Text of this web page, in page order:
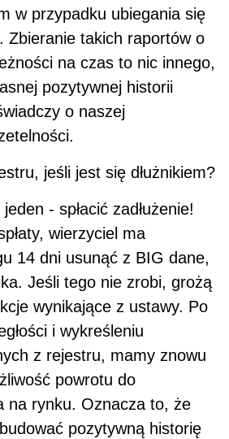
w przypadku ubiegania się
Zbieranie takich raportów o
na czas to nic innego,
pozytywnej historii
o naszej
jeśli jest się dłużnikiem?
- spłacić zadłużenie!
wierzyciel ma
14 dni usunąć z BIG dane,
Jeśli tego nie zrobi, grożą
wynikające z ustawy. Po
i wykreśleniu
z rejestru, mamy znowu
powrotu do
na rynku. Oznacza to, że
pozytywną historię